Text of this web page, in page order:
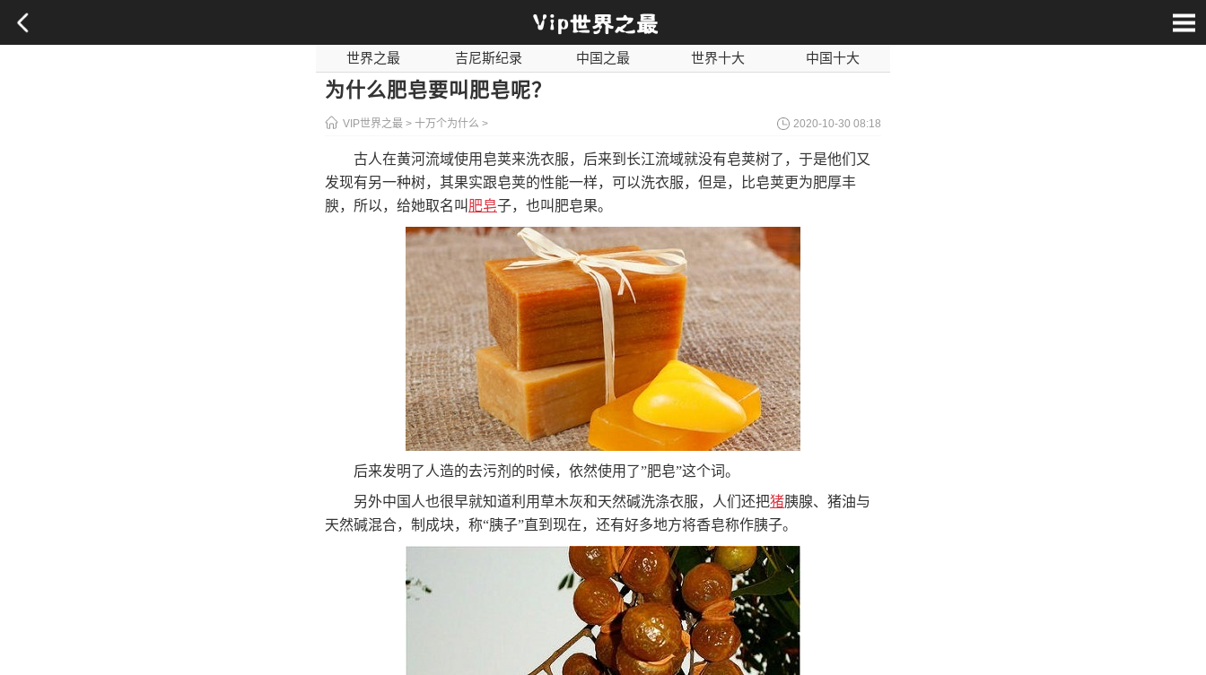
世界之最 吉尼斯纪录 中国之最 世界十大
中国十大
影视之最
奇闻异事
为什么肥皂要叫肥皂呢？
VIP世界之最 > 十万个为什么 > 2020-10-30 08:18
古人在黄河流域使用皂荚来洗衣服，后来到长江流域就没有皂荚树了，于是他们又
发现有另一种树，其果实跟皂荚的性能一样，可以洗衣服，但是，比皂荚更为肥厚丰
腴，所以，给她取名叫 肥皂子，也叫肥皂果。
后来发明了人造的去污剂的时候，依然使用了”肥皂”这个词。
另外中国人也很早就知道利用草木灰和天然碱洗涤衣服，人们还把猪胰腺、猪油与
天然碱混合，制成块，称“胰子”直到现在，还有好多地方将香皂称作胰子。